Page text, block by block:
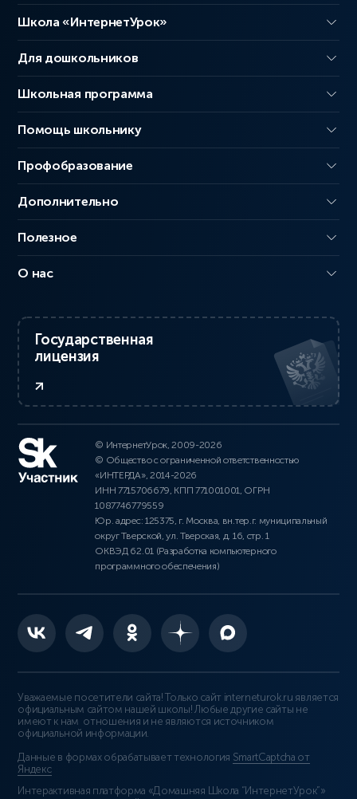
Школа «ИнтернетУрок»
Для дошкольников
Школьная программа
Помощь школьнику
Профобразование
Дополнительно
Полезное
О нас
Государственная
лицензия
© ИнтернетУрок, 2009-2026
© Общество с ограниченной ответственностью
«ИНТЕРДА», 2014-2026
ИНН 7715706679, КПП 771001001, ОГРН
1087746779559
Юр. адрес: 125375, г. Москва, вн.тер.г. муниципальный
округ Тверской, ул. Тверская, д. 16, стр. 1
ОКВЭД 62.01 (Разработка компьютерного
программного обеспечения)
Уважаемые посетители сайта! Только сайт interneturok.ru является
официальным сайтом нашей школы! Любые другие сайты не
имеют к нам отношения и не являются источником
официальной информации.
Данные в формах обрабатывает технология SmartCaptcha от
Яндекс
Интерактивная платформа «Домашняя Школа “ИнтернетУрок”»